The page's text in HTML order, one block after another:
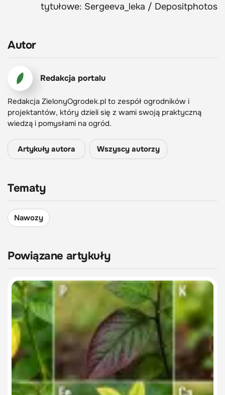
tytułowe: Sergeeva_leka / Depositphotos
Autor
Redakcja portalu
Redakcja ZielonyOgrodek.pl to zespół ogrodników i
projektantów, który dzieli się z wami swoją praktyczną
wiedzą i pomysłami na ogród.
Artykuły autora Wszyscy autorzy
Tematy
Nawozy
Powiązane artykuły